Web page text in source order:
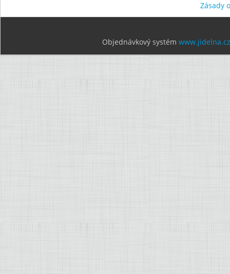
Zásady
Objednávkový systém www.jidelna.cz